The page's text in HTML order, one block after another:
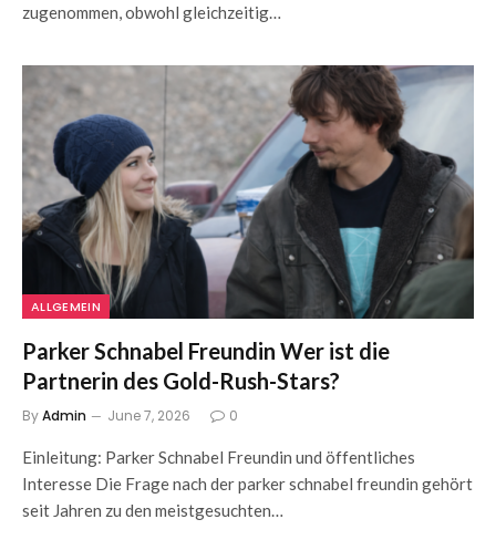
zugenommen, obwohl gleichzeitig…
ALLGEMEIN
Parker Schnabel Freundin Wer ist die
Partnerin des Gold-Rush-Stars?
ByAdmin June 7, 2026 0
Einleitung: Parker Schnabel Freundin und öffentliches
Interesse Die Frage nach der parker schnabel freundin gehört
seit Jahren zu den meistgesuchten…